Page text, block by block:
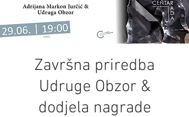
Završna priredba
Udruge Obzor &
dodjela nagrade